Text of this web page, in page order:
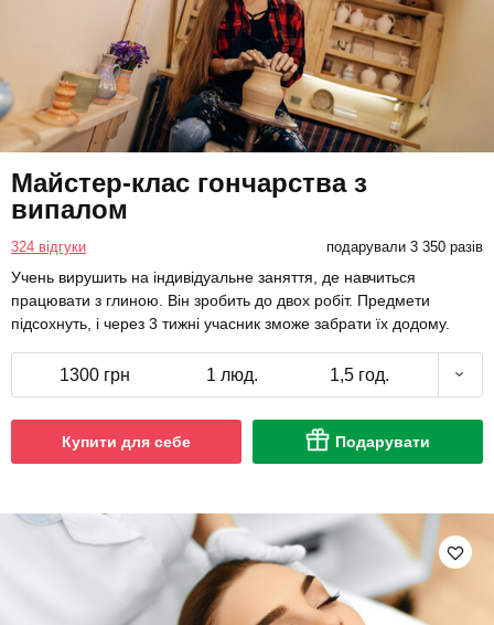
Майстер-клас гончарства з
випалом
324 відгуки подарували 3 350 разів
Учень вирушить на індивідуальне заняття, де навчиться
працювати з глиною. Він зробить до двох робіт. Предмети
підсохнуть, і через 3 тижні учасник зможе забрати їх додому.
1300 грн 1 люд. 1,5 год.
Купити для себе Подарувати